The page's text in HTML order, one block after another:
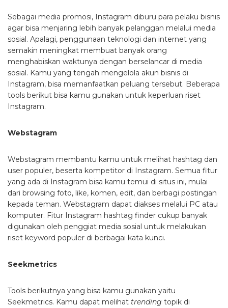
Sebagai media promosi, Instagram diburu para pelaku bisnis
agar bisa menjaring lebih banyak pelanggan melalui media
sosial. Apalagi, penggunaan teknologi dan internet yang
semakin meningkat membuat banyak orang
menghabiskan waktunya dengan berselancar di media
sosial. Kamu yang tengah mengelola akun bisnis di
Instagram, bisa memanfaatkan peluang tersebut. Beberapa
tools berikut bisa kamu gunakan untuk keperluan riset
Instagram.
Webstagram
Webstagram membantu kamu untuk melihat hashtag dan
user populer, beserta kompetitor di Instagram. Semua fitur
yang ada di Instagram bisa kamu temui di situs ini, mulai
dari browsing foto, like, komen, edit, dan berbagi postingan
kepada teman. Webstagram dapat diakses melalui PC atau
komputer. Fitur Instagram hashtag finder cukup banyak
digunakan oleh penggiat media sosial untuk melakukan
riset keyword populer di berbagai kata kunci.
Seekmetrics
Tools berikutnya yang bisa kamu gunakan yaitu
Seekmetrics. Kamu dapat melihat trending topik di